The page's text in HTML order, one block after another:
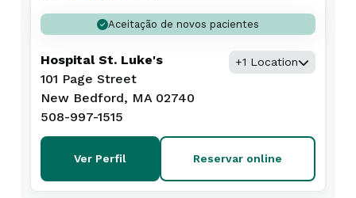
Aceitação de novos pacientes
Hospital St. Luke's
101 Page Street
New Bedford, MA 02740
508-997-1515
+1 Location
Ver Perfil Reservar online